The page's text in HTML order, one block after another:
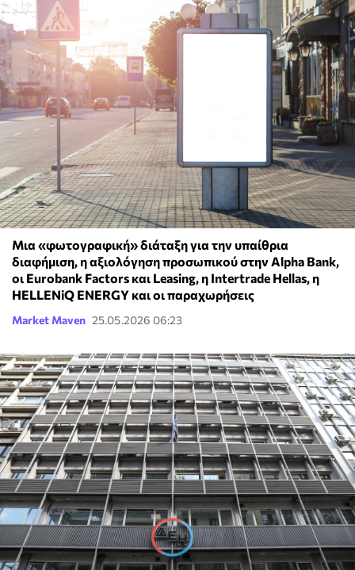
Μια «φωτογραφική» διάταξη για την υπαίθρια
διαφήμιση, η αξιολόγηση προσωπικού στην Alpha Bank,
οι Eurobank Factors και Leasing, η Intertrade Hellas, η
HELLENiQ ENERGY και οι παραχωρήσεις
Market Maven 25.05.2026 06:23